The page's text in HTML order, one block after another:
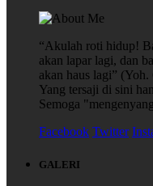
“Akulah roti hidup!
akan lapar lagi, dan
akan haus lagi” (Yoh.
Yang tersaji di sini
Semoga
Facebook Twitter
GALERI